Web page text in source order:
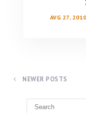
AVG 27, 2010
NEWER POSTS